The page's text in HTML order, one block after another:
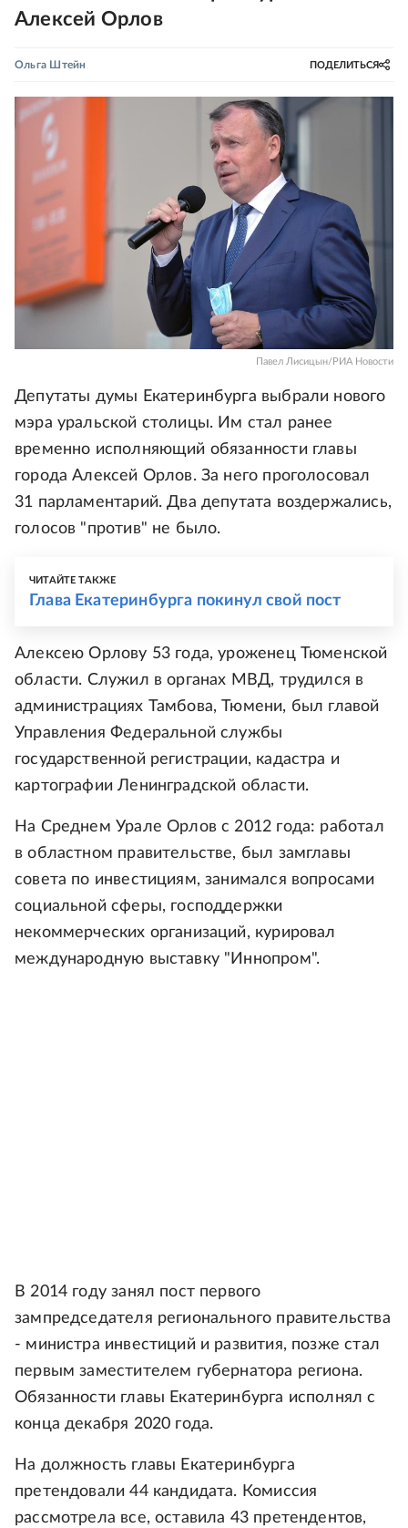
Алексей Орлов
Ольга Штейн ПОДЕЛИТЬСЯ
Павел Лисицын/РИА Новости
Депутаты думы Екатеринбурга выбрали нового
мэра уральской столицы. Им стал ранее
временно исполняющий обязанности главы
города Алексей Орлов. За него проголосовал
31 парламентарий. Два депутата воздержались,
голосов "против" не было.
ЧИТАЙТЕ ТАКЖЕ
Глава Екатеринбурга покинул свой пост
Алексею Орлову 53 года, уроженец Тюменской
области. Служил в органах МВД, трудился в
администрациях Тамбова, Тюмени, был главой
Управления Федеральной службы
государственной регистрации, кадастра и
картографии Ленинградской области.
На Среднем Урале Орлов с 2012 года: работал
в областном правительстве, был замглавы
совета по инвестициям, занимался вопросами
социальной сферы, господдержки
некоммерческих организаций, курировал
международную выставку "Иннопром".
В 2014 году занял пост первого
зампредседателя регионального правительства
- министра инвестиций и развития, позже стал
первым заместителем губернатора региона.
Обязанности главы Екатеринбурга исполнял с
конца декабря 2020 года.
На должность главы Екатеринбурга
претендовали 44 кандидата. Комиссия
рассмотрела все, оставила 43 претендентов,